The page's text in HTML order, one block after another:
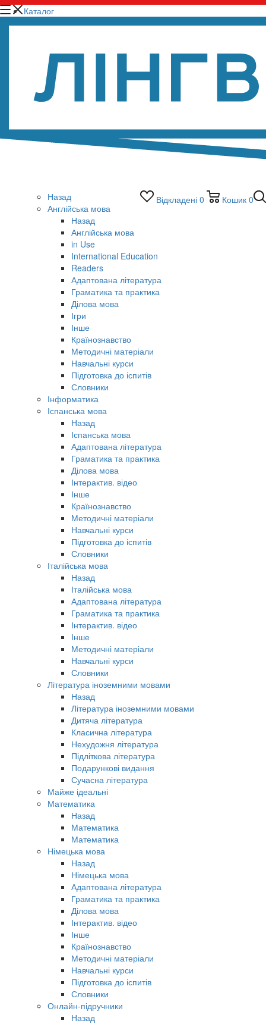
Відкладені 0 Кошик 0
Каталог
Назад
Англійська мова
Назад
Англійська мова
in Use
International Education
Readers
Адаптована література
Граматика та практика
Ділова мова
Ігри
Інше
Країнознавство
Методичні матеріали
Навчальні курси
Підготовка до іспитів
Словники
Інформатика
Іспанська мова
Назад
Іспанська мова
Адаптована література
Граматика та практика
Ділова мова
Інтерактив. відео
Інше
Країнознавство
Методичні матеріали
Навчальні курси
Підготовка до іспитів
Словники
Італійська мова
Назад
Італійська мова
Адаптована література
Граматика та практика
Інтерактив. відео
Інше
Методичні матеріали
Навчальні курси
Словники
Література іноземними мовами
Назад
Література іноземними мовами
Дитяча література
Класична література
Нехудожня література
Підліткова література
Подарункові видання
Сучасна література
Майже ідеальні
Математика
Назад
Математика
Математика
Німецька мова
Назад
Німецька мова
Адаптована література
Граматика та практика
Ділова мова
Інтерактив. відео
Інше
Країнознавство
Методичні матеріали
Навчальні курси
Підготовка до іспитів
Словники
Онлайн-підручники
Назад